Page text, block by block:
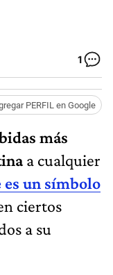
1
PERFIL en Google
más
a cualquier
es un símbolo
ciertos
a su